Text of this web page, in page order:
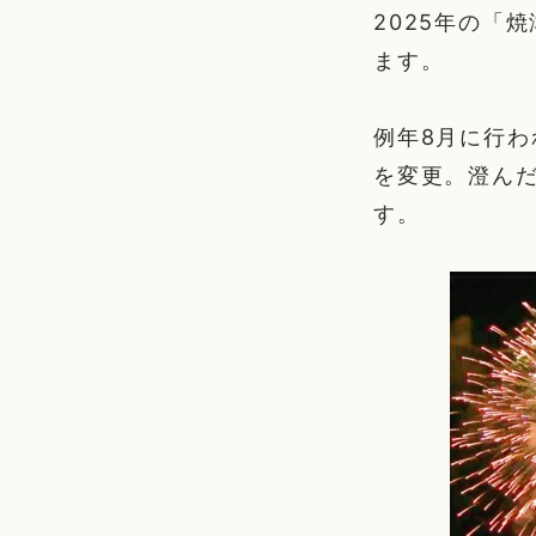
2025年の「焼
ます。
例年8月に行
を変更。澄ん
す。